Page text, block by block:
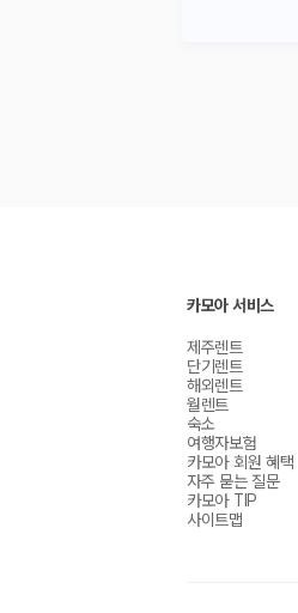
카모아 서비스
제주렌트
단기렌트
해외렌트
월렌트
숙소
여행자보험
카모아 회원 혜택
자주 묻는 질문
카모아 TIP
사이트맵